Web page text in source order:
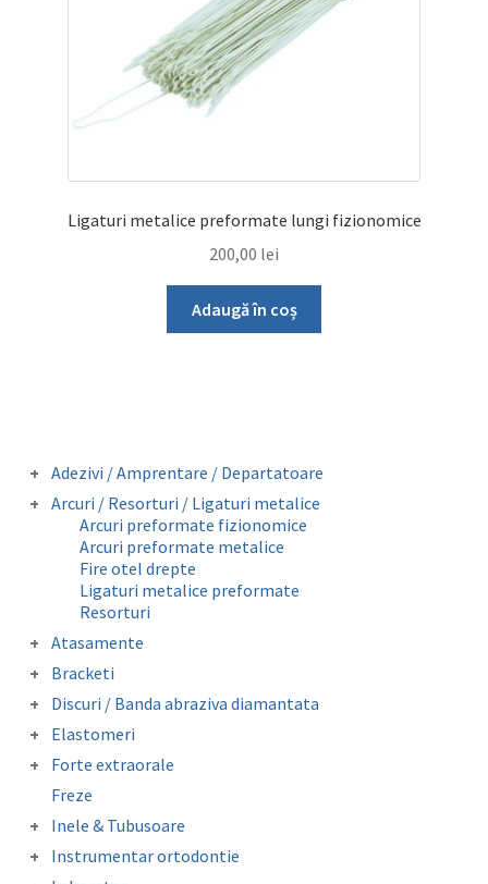
Adezivi / Amprentare / Departatoare
Adezivi bracketi
Adezivi inel molar
Amprentare
Departatoare
Arcuri / Resorturi / Ligaturi metalice
Arcuri preformate fizionomice
Arcuri preformate metalice
Fire otel drepte
Ligaturi metalice preformate
Resorturi
Atasamente
Butoni colabili
Carlige crimpabile
Contentie
Mini stops
Bracketi
Bracketi autoligaturanti
Bracketi fizionomici
Bracketi metalici
Discuri / Banda abraziva diamantata
Banda perforata abraziva metalica
diamantata
Elastomeri
Catene
Elastice extraorale
Elastice intraorale
Ligaturi elastice
Separatoare
Forte extraorale
Module de siguranta
Freze
Inele & Tubusoare
Inele molar
Tubusor molar 1 si 2
Instrumentar ortodontie
Clesti
Ligaturi metalice preformate lungi fizionomice
200,00 lei
Adaugă în coș